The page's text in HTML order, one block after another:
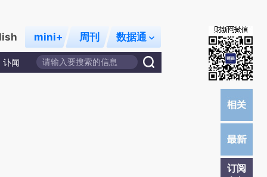
mini+ 周刊 数据通
讣闻
订阅